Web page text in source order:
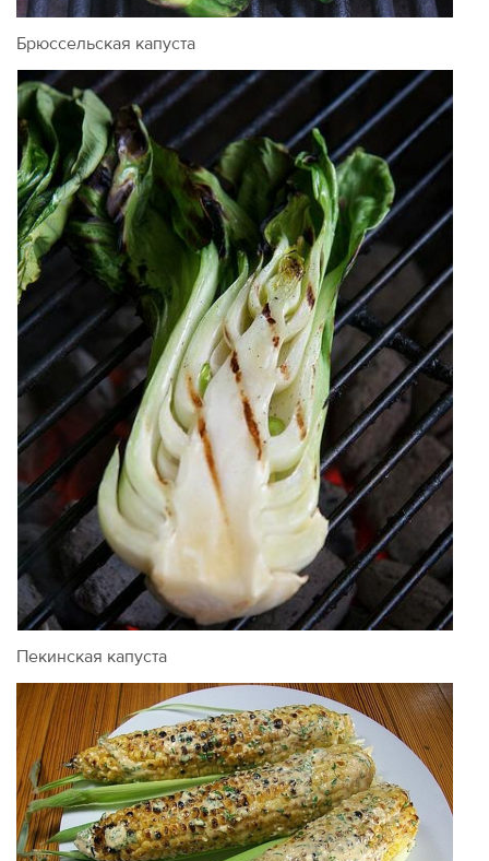
Брюссельская капуста
Пекинская капуста